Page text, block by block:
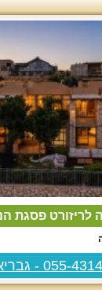
לריזורט פסגת
- גבריאל